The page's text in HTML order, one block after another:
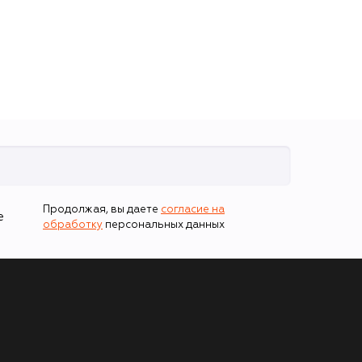
Продолжая, вы даете согласие на
обработку персональных данных